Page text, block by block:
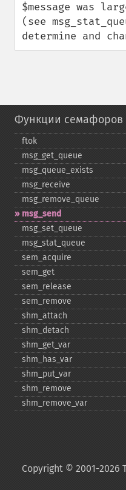
$message was
(see
determine and
Функции семафоров
ftok
msg_​get_​queue
msg_​queue_​exists
msg_​receive
msg_​remove_​queue
msg_​send
msg_​set_​queue
msg_​stat_​queue
sem_​acquire
sem_​get
sem_​release
sem_​remove
shm_​attach
shm_​detach
shm_​get_​var
shm_​has_​var
shm_​put_​var
shm_​remove
shm_​remove_​var
Copyright © 2001-2026